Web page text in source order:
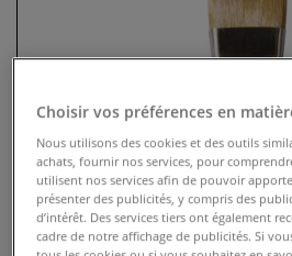
Choisir vos préférences en
Nous utilisons des cookies et des outils
achats, fournir nos services, pour
utilisent nos services afin de pouvoir
présenter des publicités, y compris des
d’intérêt. Des services tiers ont également
cadre de notre affichage de publicités. Si